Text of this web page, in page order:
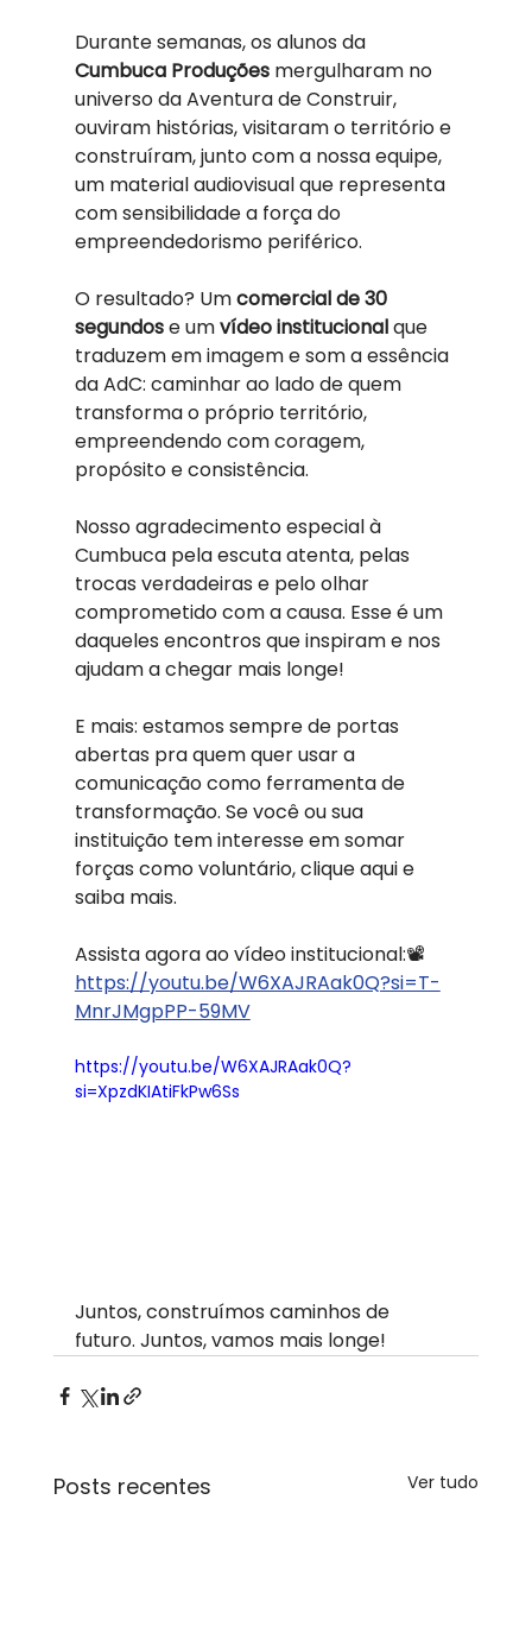
Durante semanas, os alunos da
Cumbuca Produções mergulharam no
universo da Aventura de Construir,
ouviram histórias, visitaram o território e
construíram, junto com a nossa equipe,
um material audiovisual que representa
com sensibilidade a força do
empreendedorismo periférico.
O resultado? Um comercial de 30
segundos e um vídeo institucional que
traduzem em imagem e som a essência
da AdC: caminhar ao lado de quem
transforma o próprio território,
empreendendo com coragem,
propósito e consistência.
Nosso agradecimento especial à
Cumbuca pela escuta atenta, pelas
trocas verdadeiras e pelo olhar
comprometido com a causa. Esse é um
daqueles encontros que inspiram e nos
ajudam a chegar mais longe!
E mais: estamos sempre de portas
abertas pra quem quer usar a
comunicação como ferramenta de
transformação. Se você ou sua
instituição tem interesse em somar
forças como voluntário, clique aqui e
saiba mais.
Assista agora ao vídeo institucional:📽️
https://youtu.be/W6XAJRAak0Q?si=T-
MnrJMgpPP-59MV
https://youtu.be/W6XAJRAak0Q?
si=XpzdKIAtiFkPw6Ss
Juntos, construímos caminhos de
futuro. Juntos, vamos mais longe!
Posts recentes Ver tudo